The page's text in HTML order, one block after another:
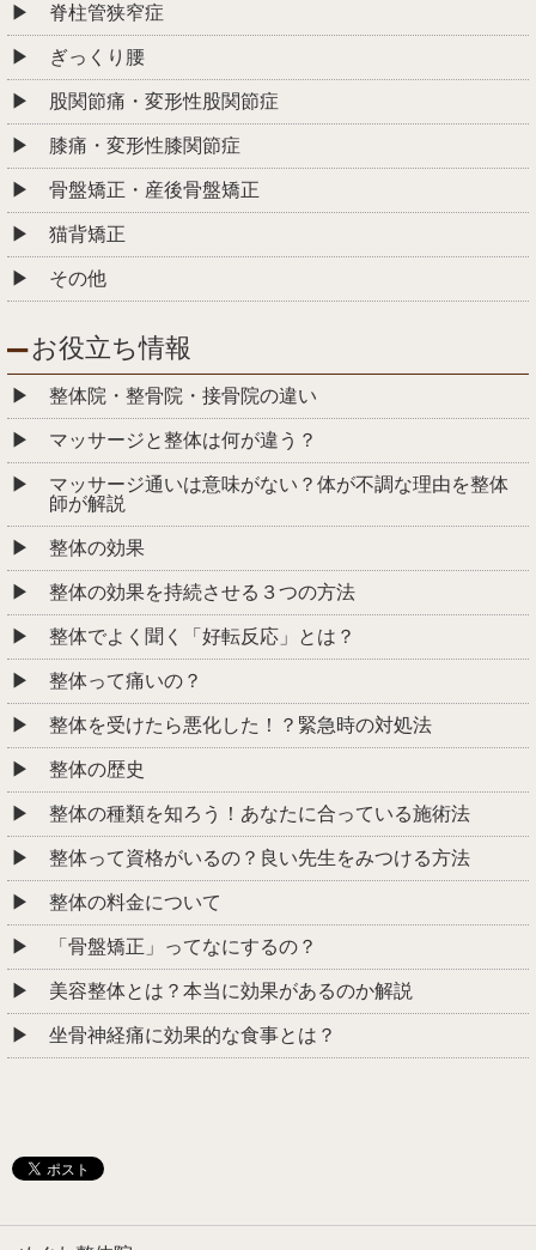
脊柱管狭窄症
ぎっくり腰
股関節痛・変形性股関節症
膝痛・変形性膝関節症
骨盤矯正・産後骨盤矯正
猫背矯正
その他
お役立ち情報
整体院・整骨院・接骨院の違い
マッサージと整体は何が違う？
マッサージ通いは意味がない？体が不調な理由を整体
師が解説
整体の効果
整体の効果を持続させる３つの方法
整体でよく聞く「好転反応」とは？
整体って痛いの？
整体を受けたら悪化した！？緊急時の対処法
整体の歴史
整体の種類を知ろう！あなたに合っている施術法
整体って資格がいるの？良い先生をみつける方法
整体の料金について
「骨盤矯正」ってなにするの？
美容整体とは？本当に効果があるのか解説
坐骨神経痛に効果的な食事とは？